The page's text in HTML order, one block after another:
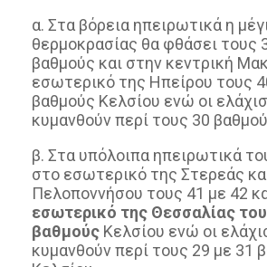
α. Στα βόρεια ηπειρωτικά η
θερμοκρασίας θα φθάσει τους
βαθμούς και στην κεντρική
εσωτερικό της Ηπείρου τους
βαθμούς Κελσίου ενώ οι
κυμανθούν περί τους 30
β. Στα υπόλοιπα ηπειρωτικά
στο εσωτερικό της Στερεάς
Πελοποννήσου τους 41 με 42
εσωτερικό της Θεσσαλίας
βαθμούς Κελσίου ενώ οι
κυμανθούν περί τους 29 με 31